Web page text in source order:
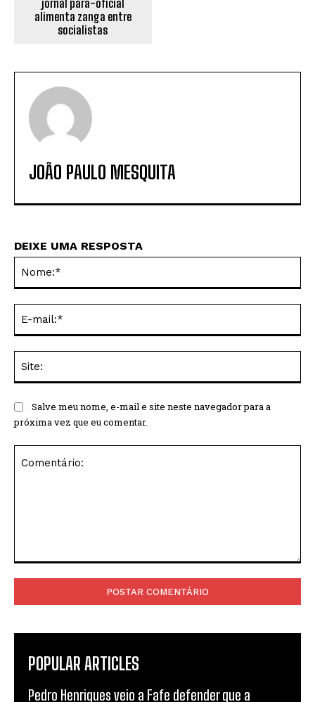
jornal para-oficial
alimenta zanga entre
socialistas
JOÃO PAULO MESQUITA
DEIXE UMA RESPOSTA
Salve meu nome, e-mail e site neste navegador para a
próxima vez que eu comentar.
POPULAR ARTICLES
Pedro Henriques veio a Fafe defender que a